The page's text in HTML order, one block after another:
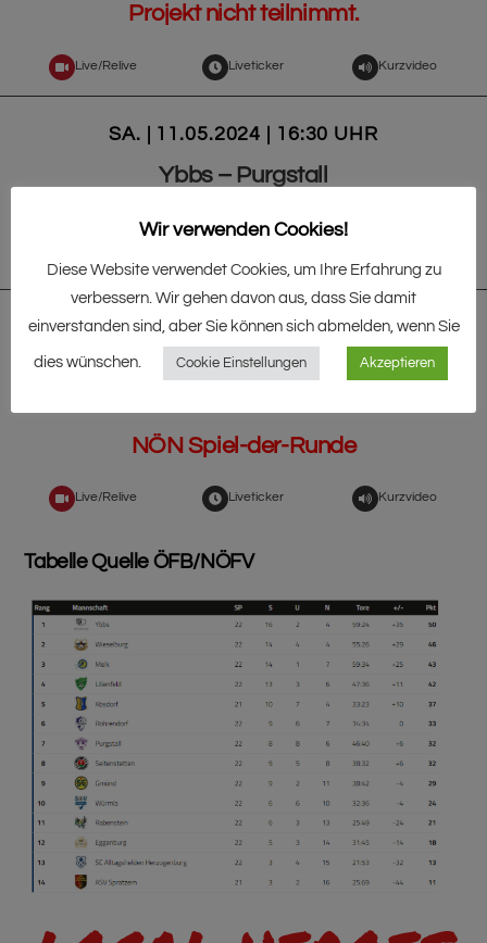
Projekt nicht teilnimmt.
Live/Relive Liveticker Kurzvideo
SA. | 11.05.2024 | 16:30 UHR
Ybbs – Purgstall
SO. | 12.05.2024 | 16:30 UHR
Eggenburg – Herzogenburg
NÖN Spiel-der-Runde
Live/Relive Liveticker Kurzvideo
Tabelle Quelle ÖFB/NÖFV
Wir verwenden Cookies!
Diese Website verwendet Cookies, um Ihre Erfahrung zu
verbessern. Wir gehen davon aus, dass Sie damit
einverstanden sind, aber Sie können sich abmelden, wenn Sie
dies wünschen. Cookie Einstellungen Akzeptieren